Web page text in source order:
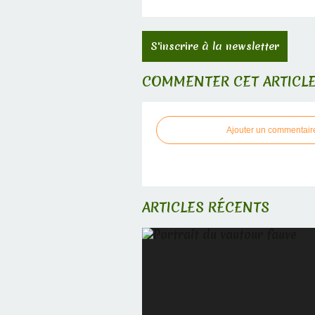
S'inscrire à la newsletter
COMMENTER CET
Ajouter un
ARTICLES RÉCENTS